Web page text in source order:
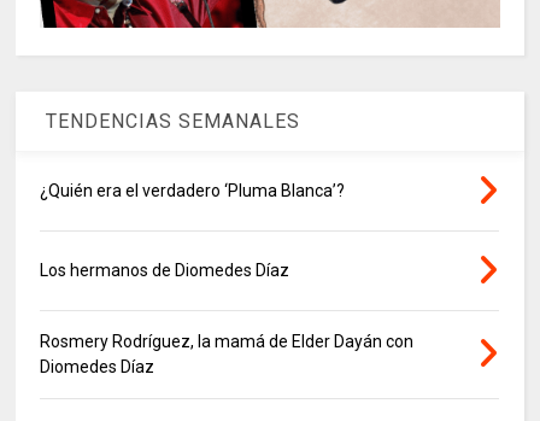
TENDENCIAS SEMANALES
¿Quién era el verdadero ‘Pluma Blanca’?
Los hermanos de Diomedes Díaz
Rosmery Rodríguez, la mamá de Elder Dayán con
Diomedes Díaz